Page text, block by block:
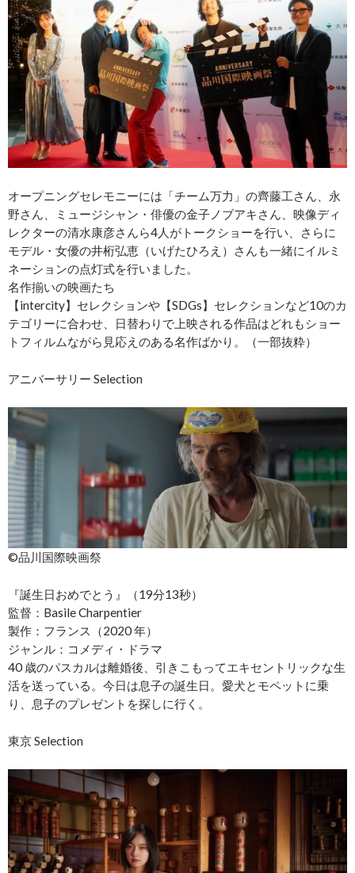
オープニングセレモニーには「チーム万力」の齊藤工さん、永
野さん、ミュージシャン・俳優の金子ノブアキさん、映像ディ
レクターの清水康彦さんら4人がトークショーを行い、さらに
モデル・女優の井桁弘恵（いげたひろえ）さんも一緒にイルミ
ネーションの点灯式を行いました。
名作揃いの映画たち
【intercity】セレクションや【SDGs】セレクションなど10のカ
テゴリーに合わせ、日替わりで上映される作品はどれもショー
トフィルムながら見応えのある名作ばかり。（一部抜粋）
アニバーサリー Selection
©︎品川国際映画祭
『誕生日おめでとう』（19分13秒）
監督：Basile Charpentier
製作：フランス（2020 年）
ジャンル：コメディ・ドラマ
40 歳のパスカルは離婚後、引きこもってエキセントリックな生
活を送っている。今日は息子の誕生日。愛犬とモペットに乗
り、息子のプレゼントを探しに行く。
東京 Selection